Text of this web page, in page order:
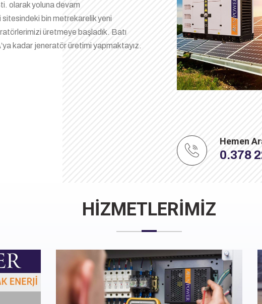
olarak yoluna devam
sitesindeki bin metrekarelik yeni
üretmeye başladık. Batı
kadar jeneratör üretimi yapmaktayız.
Hemen
0.378
HİZMETLERİMİZ